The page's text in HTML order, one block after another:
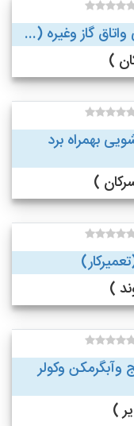
گاز وغیره (...
بهمراه برد
وکولر